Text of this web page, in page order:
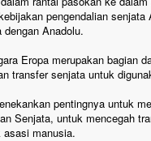
pengendalian
dengan Anadolu.
Eropa merupakan bagian
transfer senjata untuk
pentingnya untuk
Senjata, untuk mencegah
asasi manusia.